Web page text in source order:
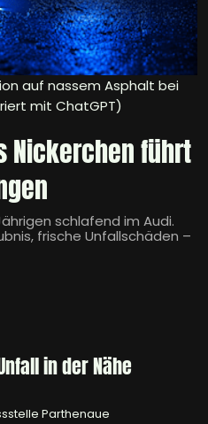
auf nassem Asphalt bei
mit ChatGPT)
Nickerchen führt
schlafend im Audi.
frische Unfallschäden –
in der Nähe
Parthenaue